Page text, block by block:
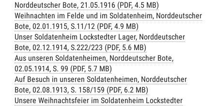
Norddeutscher Bote, 21.05.1916 (PDF, 4.5 MB)
Weihnachten im Felde und im Soldatenheim, Norddeutscher
Bote, 02.01.1915, S.11/12 (PDF, 4.9 MB)
Unser Soldatenheim Lockstedter Lager, Norddeutscher
Bote, 02.12.1914, S.222/223 (PDF, 5.6 MB)
Aus unseren Soldatenheimen, Norddeutscher Bote,
02.05.1914, S. 99 (PDF, 5.7 MB)
Auf Besuch in unseren Soldatenheimen, Norddeutscher
Bote, 02.08.1913, S. 158/159 (PDF, 6.2 MB)
Unsere Weihnachtsfeier im Soldatenheim Lockstedter